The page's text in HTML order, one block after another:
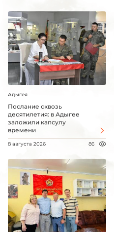
Адыгея
Послание сквозь
десятилетия: в Адыгее
заложили капсулу
времени
8 августа 2026 86